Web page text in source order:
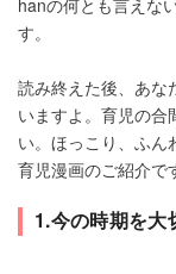
hanの何とも言えな
す。
読み終えた後、あな
いますよ。育児の合
い。ほっこり、ふ
育児漫画のご紹介で
1.今の時期を大